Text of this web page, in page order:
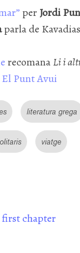
per Jordi
parla de
recomana Li i
El Punt Avui
literatura grega
viatge
chapter